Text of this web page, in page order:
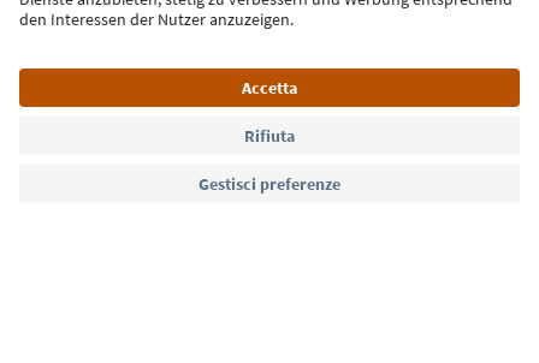
Südtirol Guide App